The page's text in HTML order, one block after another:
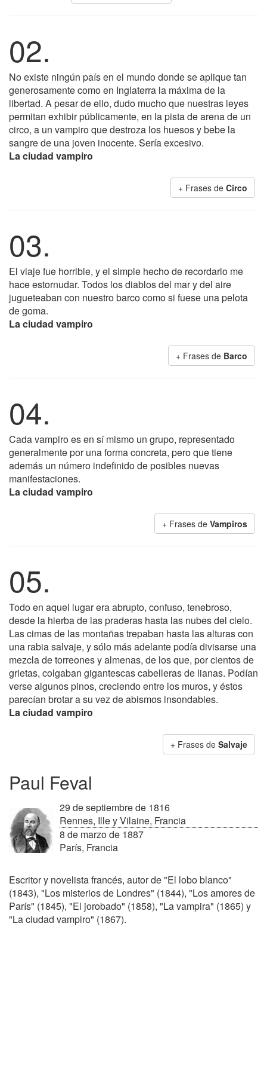
02.
No existe ningún país en el mundo donde se aplique tan
generosamente como en Inglaterra la máxima de la
libertad. A pesar de ello, dudo mucho que nuestras leyes
permitan exhibir públicamente, en la pista de arena de un
circo, a un vampiro que destroza los huesos y bebe la
sangre de una joven inocente. Sería excesivo.
La ciudad vampiro
+ Frases de Circo
03.
El viaje fue horrible, y el simple hecho de recordarlo me
hace estornudar. Todos los diablos del mar y del aire
jugueteaban con nuestro barco como si fuese una pelota
de goma.
La ciudad vampiro
+ Frases de Barco
04.
Cada vampiro es en sí mismo un grupo, representado
generalmente por una forma concreta, pero que tiene
además un número indefinido de posibles nuevas
manifestaciones.
La ciudad vampiro
+ Frases de Vampiros
05.
Todo en aquel lugar era abrupto, confuso, tenebroso,
desde la hierba de las praderas hasta las nubes del cielo.
Las cimas de las montañas trepaban hasta las alturas con
una rabia salvaje, y sólo más adelante podía divisarse una
mezcla de torreones y almenas, de los que, por cientos de
grietas, colgaban gigantescas cabelleras de lianas. Podían
verse algunos pinos, creciendo entre los muros, y éstos
parecían brotar a su vez de abismos insondables.
La ciudad vampiro
+ Frases de Salvaje
Paul Feval
29 de septiembre de 1816
Rennes, Ille y Vilaine, Francia
8 de marzo de 1887
París, Francia
Escritor y novelista francés, autor de "El lobo blanco"
(1843), "Los misterios de Londres" (1844), "Los amores de
París" (1845), "El jorobado" (1858), "La vampira" (1865) y
"La ciudad vampiro" (1867).